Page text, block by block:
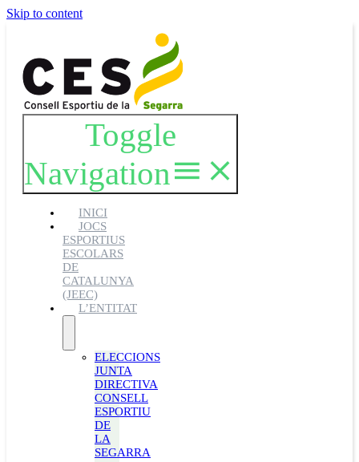
Skip to content
Toggle
Navigation
INICI
JOCS
ESPORTIUS
ESCOLARS
DE
CATALUNYA
(JEEC)
L’ENTITAT
ELECCIONS
JUNTA
DIRECTIVA
CONSELL
ESPORTIU
DE
LA
SEGARRA